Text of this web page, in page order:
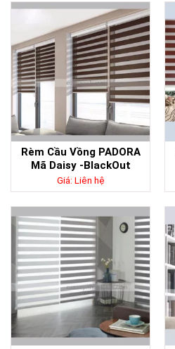
Rèm Cầu Vồng PADORA
Mã Daisy -BlackOut
Giá: Liên hệ